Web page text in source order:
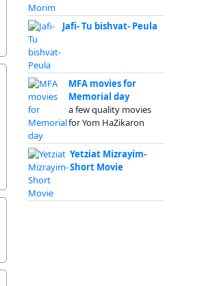
Jafi- Tu bishvat- Peula
MFA movies for
Memorial day
a few quality movies
for Yom HaZikaron
Yetziat Mizrayim-
Short Movie